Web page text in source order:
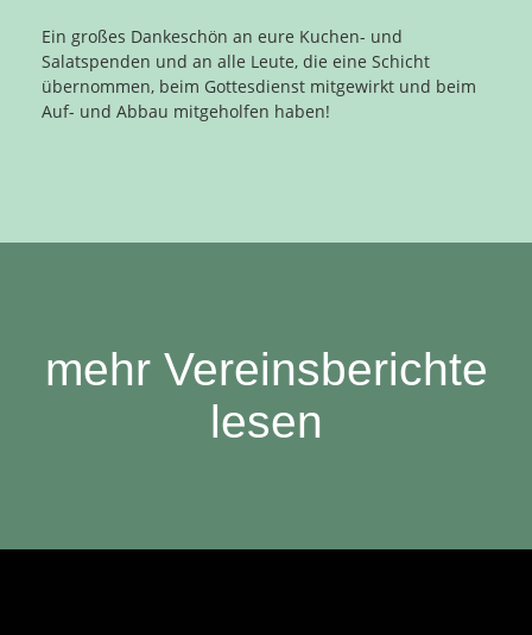
Ein großes Dankeschön an eure Kuchen- und
Salatspenden und an alle Leute, die eine Schicht
übernommen, beim Gottesdienst mitgewirkt und beim
Auf- und Abbau mitgeholfen haben!
mehr Vereinsberichte
lesen